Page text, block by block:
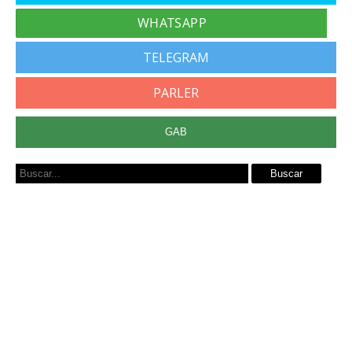
TELEGRAM
PARLER
GAB